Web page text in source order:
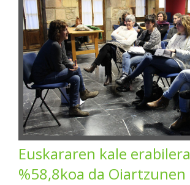
Euskararen kale erabilera
%58,8koa da Oiartzunen